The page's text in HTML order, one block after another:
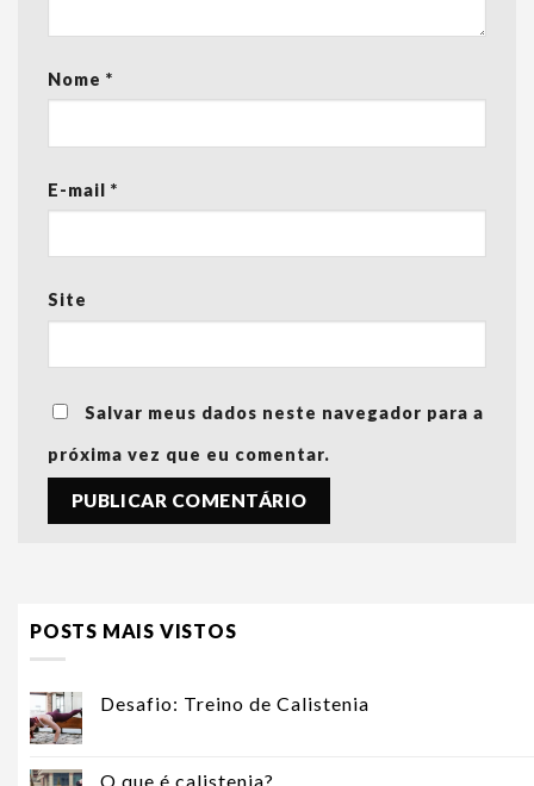
Nome *
E-mail *
Site
Salvar meus dados neste navegador para a
próxima vez que eu comentar.
POSTS MAIS VISTOS
Desafio: Treino de Calistenia
O que é calistenia?